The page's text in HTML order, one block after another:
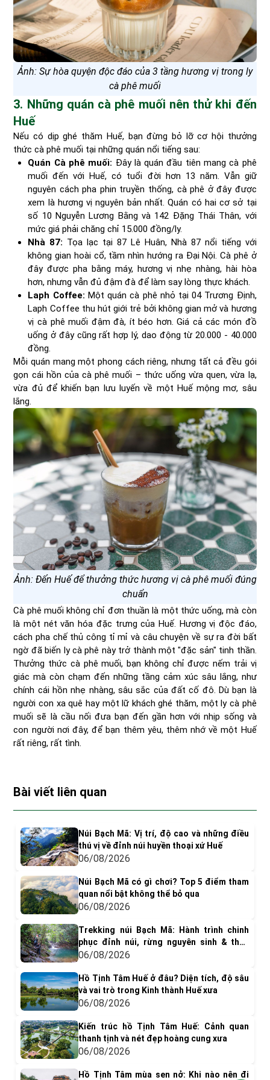
Ảnh: Sự hòa quyện độc đáo của 3 tầng hương vị trong ly
cà phê muối
3. Những quán cà phê muối nên thử khi đến
Huế
Nếu có dịp ghé thăm Huế, bạn đừng bỏ lỡ cơ hội thưởng
thức cà phê muối tại những quán nổi tiếng sau:
Quán Cà phê muối: Đây là quán đầu tiên mang cà phê
muối đến với Huế, có tuổi đời hơn 13 năm. Vẫn giữ
nguyên cách pha phin truyền thống, cà phê ở đây được
xem là hương vị nguyên bản nhất. Quán có hai cơ sở tại
số 10 Nguyễn Lương Bằng và 142 Đặng Thái Thân, với
mức giá phải chăng chỉ 15.000 đồng/ly.
Nhà 87: Tọa lạc tại 87 Lê Huân, Nhà 87 nổi tiếng với
không gian hoài cổ, tầm nhìn hướng ra Đại Nội. Cà phê ở
đây được pha bằng máy, hương vị nhẹ nhàng, hài hòa
hơn, nhưng vẫn đủ đậm đà để làm say lòng thực khách.
Laph Coffee: Một quán cà phê nhỏ tại 04 Trương Định,
Laph Coffee thu hút giới trẻ bởi không gian mở và hương
vị cà phê muối đậm đà, ít béo hơn. Giá cả các món đồ
uống ở đây cũng rất hợp lý, dao động từ 20.000 - 40.000
đồng.
Mỗi quán mang một phong cách riêng, nhưng tất cả đều gói
gọn cái hồn của cà phê muối – thức uống vừa quen, vừa lạ,
vừa đủ để khiến bạn lưu luyến về một Huế mộng mơ, sâu
lắng.
Ảnh: Đến Huế để thưởng thức hương vị cà phê muối đúng
chuẩn
Cà phê muối không chỉ đơn thuần là một thức uống, mà còn
là một nét văn hóa đặc trưng của Huế. Hương vị độc đáo,
cách pha chế thủ công tỉ mỉ và câu chuyện về sự ra đời bất
ngờ đã biến ly cà phê này trở thành một "đặc sản" tinh thần.
Thưởng thức cà phê muối, bạn không chỉ được nếm trải vị
giác mà còn chạm đến những tầng cảm xúc sâu lắng, như
chính cái hồn nhẹ nhàng, sâu sắc của đất cố đô. Dù bạn là
người con xa quê hay một lữ khách ghé thăm, một ly cà phê
muối sẽ là cầu nối đưa bạn đến gần hơn với nhịp sống và
con người nơi đây, để bạn thêm yêu, thêm nhớ về một Huế
rất riêng, rất tình.
Bài viết liên quan
Núi Bạch Mã: Vị trí, độ cao và những điều
thú vị về đỉnh núi huyền thoại xứ Huế
06/08/2026
Núi Bạch Mã có gì chơi? Top 5 điểm tham
quan nổi bật không thể bỏ qua
06/08/2026
Trekking núi Bạch Mã: Hành trình chinh
phục đỉnh núi, rừng nguyên sinh & thác
nước tuyệt đẹp
06/08/2026
Hồ Tịnh Tâm Huế ở đâu? Diện tích, độ sâu
và vai trò trong Kinh thành Huế xưa
06/08/2026
Kiến trúc hồ Tịnh Tâm Huế: Cảnh quan
thanh tịnh và nét đẹp hoàng cung xưa
06/08/2026
Hồ Tịnh Tâm mùa sen nở: Khi nào nên đi